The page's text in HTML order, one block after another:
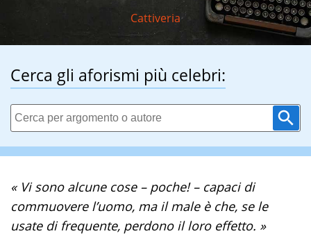
Cattiveria
Cerca gli aforismi più celebri:
« Vi sono alcune cose – poche! – capaci di
commuovere l’uomo, ma il male è che, se le
usate di frequente, perdono il loro effetto. »